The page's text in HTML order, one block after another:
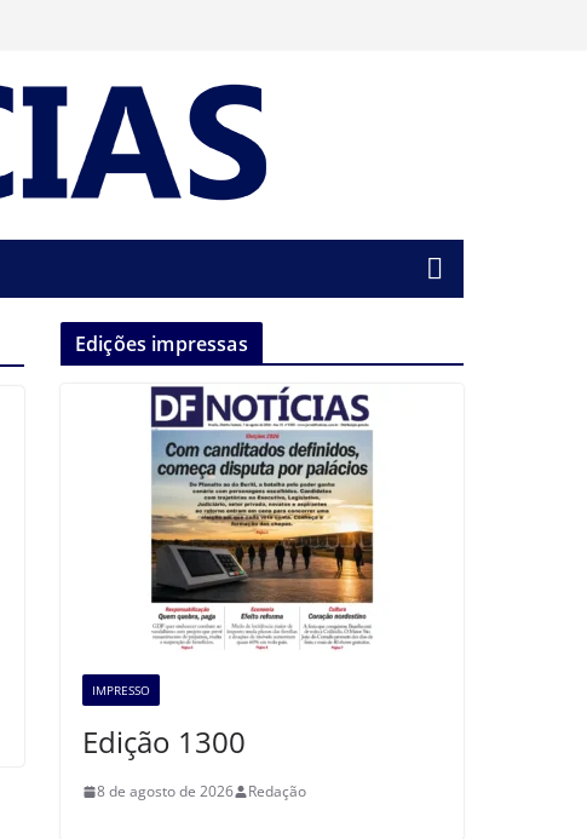
Edições impressas
IMPRESSO
Edição 1300
8 de agosto de 2026 Redação